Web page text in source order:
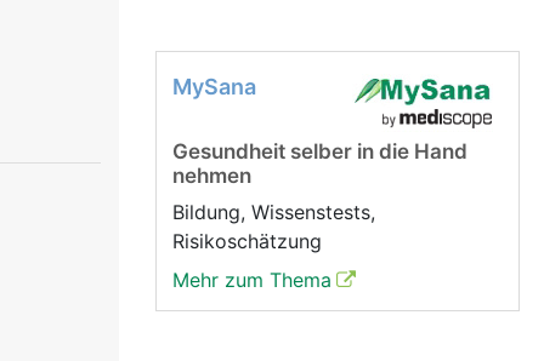
MySana
Gesundheit selber in die Hand
nehmen
Bildung, Wissenstests,
Risikoschätzung
Mehr zum Thema